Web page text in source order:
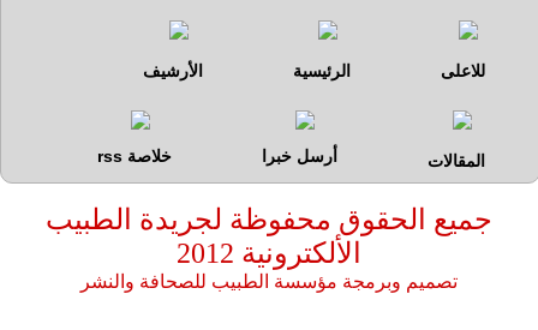
للاعلى الرئيسية الأرشيف
المقالات أرسل خبرا خلاصة rss
جميع الحقوق محفوظة لجريدة الطبيب
الألكترونية
تصميم وبرمجة مؤسسة الطبيب للصحافة والنشر